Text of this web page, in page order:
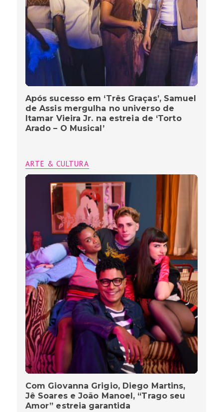
Após sucesso em ‘Três Graças’, Samuel
de Assis mergulha no universo de
Itamar Vieira Jr. na estreia de ‘Torto
Arado – O Musical’
ARTE & CULTURA
Com Giovanna Grigio, Diego Martins,
Jê Soares e João Manoel, “Trago seu
Amor” estreia garantida